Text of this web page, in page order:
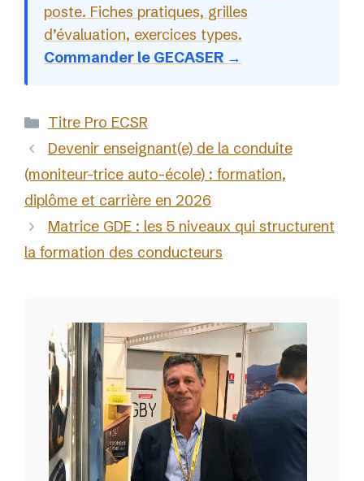
poste. Fiches pratiques, grilles
d’évaluation, exercices types.
Commander le GECASER →
Catégories
Titre Pro ECSR
Devenir enseignant(e) de la conduite
(moniteur-trice auto-école) : formation,
diplôme et carrière en 2026
Matrice GDE : les 5 niveaux qui structurent
la formation des conducteurs